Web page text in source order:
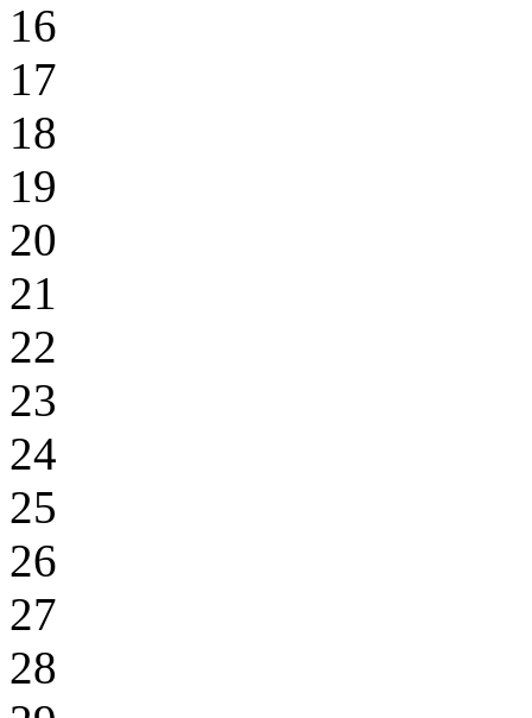
16
17
18
19
20
21
22
23
24
25
26
27
28